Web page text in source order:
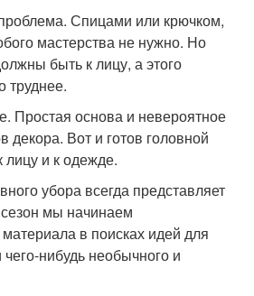
Спицами или крючком,
мастерства не нужно. Но
быть к лицу, а этого
труднее.
Простая основа и невероятное
декора. Вот и готов головной
лицу и к одежде.
убора всегда представляет
мы начинаем
в поисках идей для
нибудь необычного и